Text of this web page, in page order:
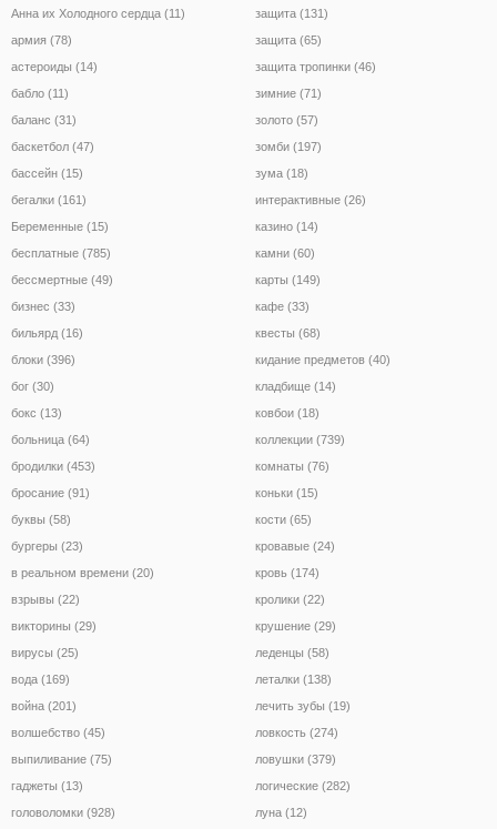
Анна их Холодного сердца (11)
армия (78)
астероиды (14)
бабло (11)
баланс (31)
баскетбол (47)
бассейн (15)
бегалки (161)
Беременные (15)
бесплатные (785)
бессмертные (49)
бизнес (33)
бильярд (16)
блоки (396)
бог (30)
бокс (13)
больница (64)
бродилки (453)
бросание (91)
буквы (58)
бургеры (23)
в реальном времени (20)
взрывы (22)
викторины (29)
вирусы (25)
вода (169)
война (201)
волшебство (45)
выпиливание (75)
гаджеты (13)
головоломки (928)
защита (131)
защита (65)
защита тропинки (46)
зимние (71)
золото (57)
зомби (197)
зума (18)
интерактивные (26)
казино (14)
камни (60)
карты (149)
кафе (33)
квесты (68)
кидание предметов (40)
кладбище (14)
ковбои (18)
коллекции (739)
комнаты (76)
коньки (15)
кости (65)
кровавые (24)
кровь (174)
кролики (22)
крушение (29)
леденцы (58)
леталки (138)
лечить зубы (19)
ловкость (274)
ловушки (379)
логические (282)
луна (12)